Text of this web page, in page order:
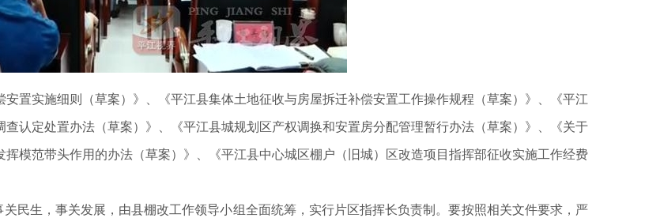
置实施细则（草案）》、《平江县集体土地征收与房屋拆迁补偿安置工作操作规程（草案）》、《平江
认定处置办法（草案）》、《平江县城规划区产权调换和安置房分配管理暂行办法（草案）》、《关于
模范带头作用的办法（草案）》、《平江县中心城区棚户（旧城）区改造项目指挥部征收实施工作经费
民生，事关发展，由县棚改工作领导小组全面统筹，实行片区指挥长负责制。要按照相关文件要求，严